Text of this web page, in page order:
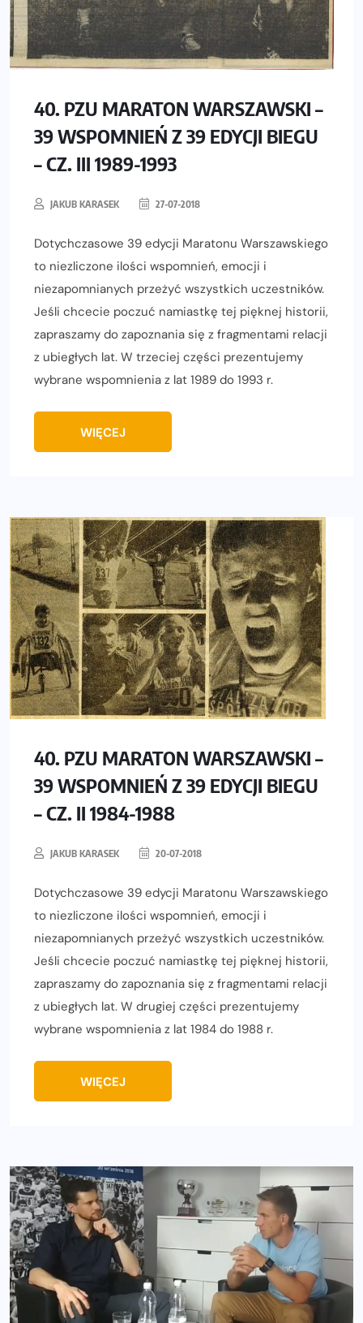
40. PZU MARATON WARSZAWSKI –
39 WSPOMNIEŃ Z 39 EDYCJI BIEGU
– CZ. III 1989-1993
JAKUB KARASEK 27-07-2018
Dotychczasowe 39 edycji Maratonu Warszawskiego
to niezliczone ilości wspomnień, emocji i
niezapomnianych przeżyć wszystkich uczestników.
Jeśli chcecie poczuć namiastkę tej pięknej historii,
zapraszamy do zapoznania się z fragmentami relacji
z ubiegłych lat. W trzeciej części prezentujemy
wybrane wspomnienia z lat 1989 do 1993 r.
WIĘCEJ
40. PZU MARATON WARSZAWSKI –
39 WSPOMNIEŃ Z 39 EDYCJI BIEGU
– CZ. II 1984-1988
JAKUB KARASEK 20-07-2018
Dotychczasowe 39 edycji Maratonu Warszawskiego
to niezliczone ilości wspomnień, emocji i
niezapomnianych przeżyć wszystkich uczestników.
Jeśli chcecie poczuć namiastkę tej pięknej historii,
zapraszamy do zapoznania się z fragmentami relacji
z ubiegłych lat. W drugiej części prezentujemy
wybrane wspomnienia z lat 1984 do 1988 r.
WIĘCEJ